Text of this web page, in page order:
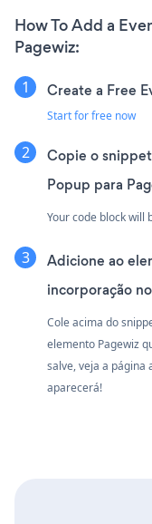
How To Add a
Pagewiz:
Create a Free
Start for free now
Copie o
Popup para
Your code block will
Adicione ao
incorporação
Cole acima do
elemento Pagewiz
salve, veja a página
aparecerá!